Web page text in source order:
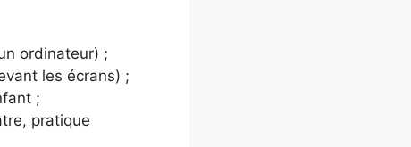
ordinateur) ;
les écrans) ;
;
pratique